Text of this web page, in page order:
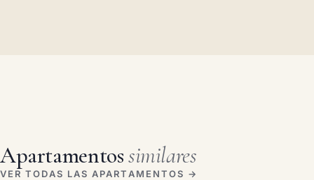
Apartamentossimilares
VER TODAS LAS APARTAMENTOS →